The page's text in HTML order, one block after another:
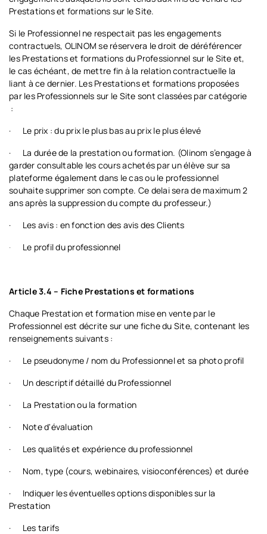
Prestations et formations sur le Site.
Si le Professionnel ne respectait pas les engagements
contractuels, OLINOM se réservera le droit de déréférencer
les Prestations et formations du Professionnel sur le Site et,
le cas échéant, de mettre fin à la relation contractuelle la
liant à ce dernier. Les Prestations et formations proposées
par les Professionnels sur le Site sont classées par catégorie
:
·
Le prix : du prix le plus bas au prix le plus élevé
·
La durée de la prestation ou formation. (Olinom s’engage à
garder consultable les cours achetés par un élève sur sa
plateforme également dans le cas ou le professionnel
souhaite supprimer son compte. Ce delai sera de maximum 2
ans après la suppression du compte du professeur.)
·
Les avis : en fonction des avis des Clients
·
Le profil du professionnel
Article 3.4 – Fiche Prestations et formations
Chaque Prestation et formation mise en vente par le
Professionnel est décrite sur une fiche du Site, contenant les
renseignements suivants :
·
Le pseudonyme / nom du Professionnel et sa photo profil
·
Un descriptif détaillé du Professionnel
·
La Prestation ou la formation
·
Note d'évaluation
·
Les qualités et expérience du professionnel
·
Nom, type (cours, webinaires, visioconférences) et durée
·
Indiquer les éventuelles options disponibles sur la
Prestation
·
Les tarifs